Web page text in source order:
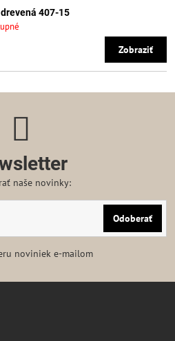
407-15
Zobraziť
naše novinky:
Odoberať
noviniek e-mailom